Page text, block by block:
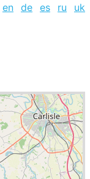
en de es ru uk